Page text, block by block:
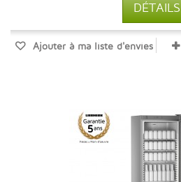
DÉTAILS
Ajouter à ma liste d'envies